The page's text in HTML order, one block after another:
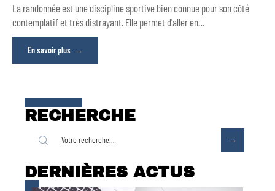
La randonnée est une discipline sportive bien connue pour son côté
contemplatif et très distrayant. Elle permet d'aller en…
En savoir plus
RECHERCHE
DERNIÈRES ACTUS